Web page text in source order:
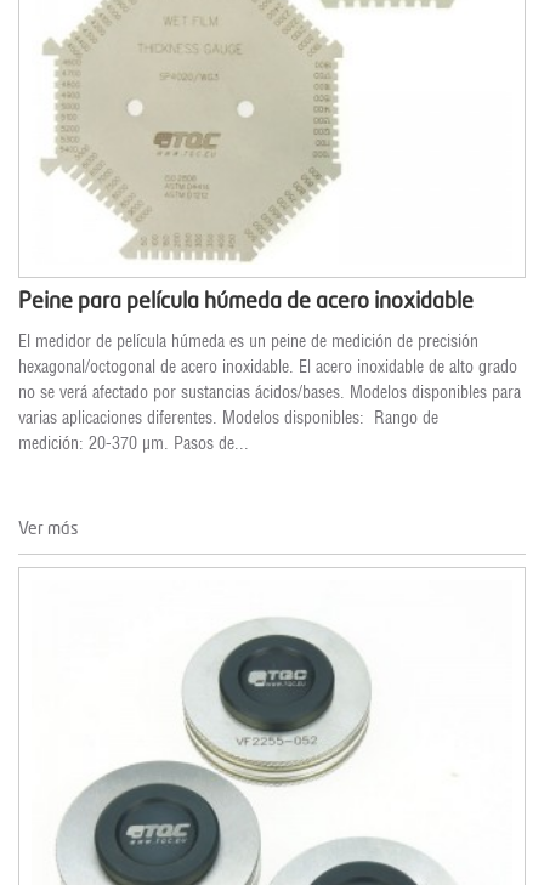
Peine para película húmeda de acero inoxidable
El medidor de película húmeda es un peine de medición de precisión
hexagonal/octogonal de acero inoxidable. El acero inoxidable de alto grado
no se verá afectado por sustancias ácidos/bases. Modelos disponibles para
varias aplicaciones diferentes. Modelos disponibles: Rango de
medición: 20-370 µm. Pasos de...
Ver más